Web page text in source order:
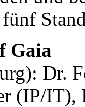
Gaia
Dr.
(IP/